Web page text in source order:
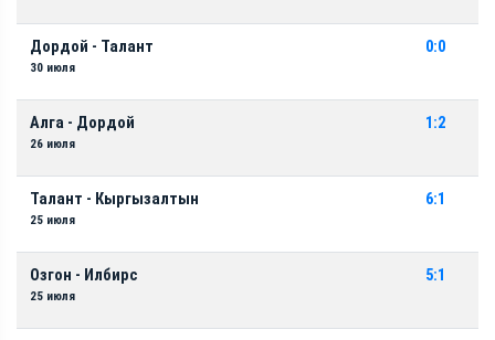
Дордой - Талант
30 июля
0:0
Алга - Дордой
26 июля
1:2
Талант - Кыргызалтын
25 июля
6:1
Озгон - Илбирс
25 июля
5:1